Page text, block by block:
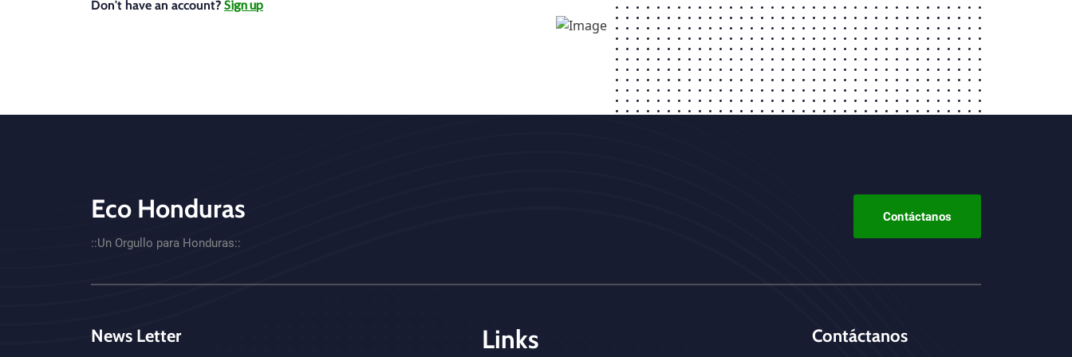
Don't have an account? Sign up
CTA - Footer
Eco Honduras
::Un Orgullo para Honduras::
Contáctanos
News Letter Links Contáctanos